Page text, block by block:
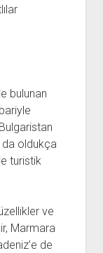
bulunan
da oldukça
turistik
ve
Marmara
de